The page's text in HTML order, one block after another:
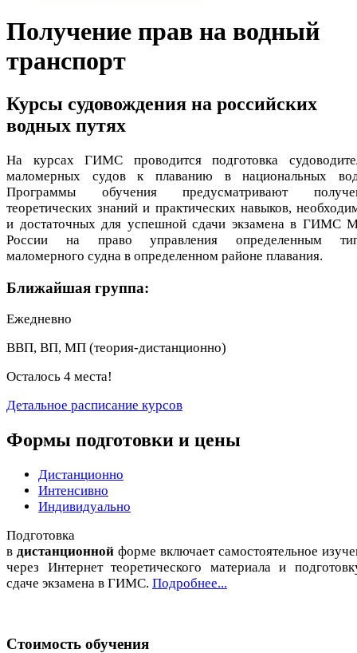
Получение прав на водный
транспорт
Курсы судовождения на российских
водных путях
На курсах ГИМС проводится подготовка
маломерных судов к плаванию в национальных
Программы обучения предусматривают
теоретических знаний и практических навыков,
и достаточных для успешной сдачи экзамена в ГИМС
России на право управления определенным
маломерного судна в определенном районе плавания.
Ближайшая группа:
Ежедневно
ВВП, ВП, МП (теория-дистанционно)
Осталось 4 места!
Детальное расписание курсов
Формы подготовки и цены
Дистанционно
Интенсивно
Индивидуально
Подготовка
в дистанционной форме включает самостоятельное
через Интернет теоретического материала и
сдаче экзамена в ГИМС. Подробнее...
Стоимость обучения